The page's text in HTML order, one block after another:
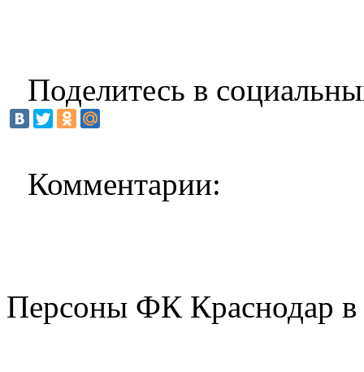
Поделитесь в
Комментарии:
Персоны ФК Краснодар в